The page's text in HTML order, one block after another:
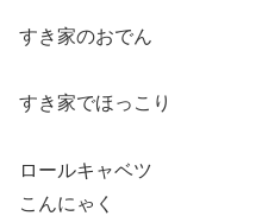
すき家のおでん
すき家でほっこり
ロールキャベツ
こんにゃく